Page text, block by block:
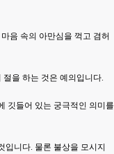
음 속의 아만심을 꺽고 겸허
을 하는 것은 예의입니다.
깃들어 있는 궁극적인 의미를
니다. 물론 불상을 모시지